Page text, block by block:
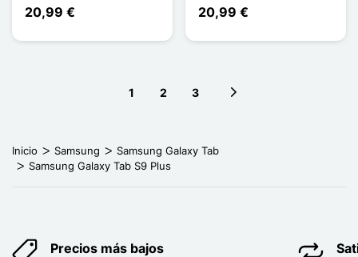
20,99 € 20,99 €
1 2 3
Inicio Samsung
Samsung Galaxy Tab
Samsung Galaxy Tab S9 Plus
Precios más bajos